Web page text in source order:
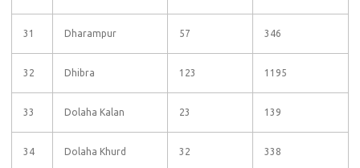
31 Dharampur 57 346
32 Dhibra 123 1195
33 Dolaha Kalan 23 139
34 Dolaha Khurd 32 338